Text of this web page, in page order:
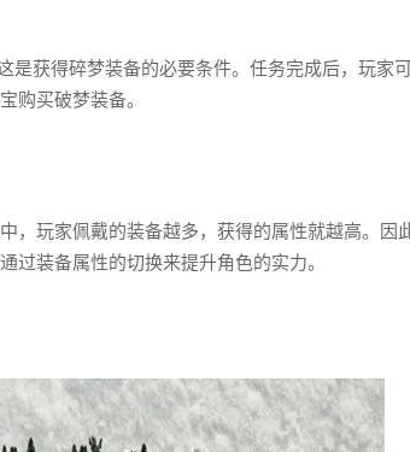
是获得碎梦装备的必要条件。任务完成后，玩
购买破梦装备。
，玩家佩戴的装备越多，获得的属性就越高。因
装备属性的切换来提升角色的实力。